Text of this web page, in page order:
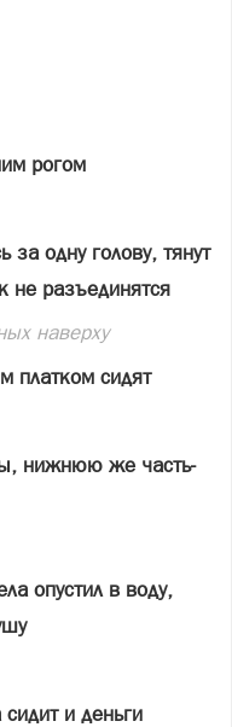
рогом
за одну голову, тянут
не разъединятся
наверху
платком сидят
нижнюю же часть-
опустил в воду,
и деньги